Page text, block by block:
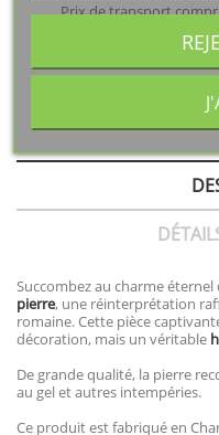
Prix de transport
modalités d'expédition
Nous sommes à votre
technique ou autre : 06
Succombez au charme
pierre, une réinterprétation
romaine. Cette pièce
décoration, mais un véritable
De grande qualité, la pierre
au gel et autres intempéries.
Ce produit est fabriqué en